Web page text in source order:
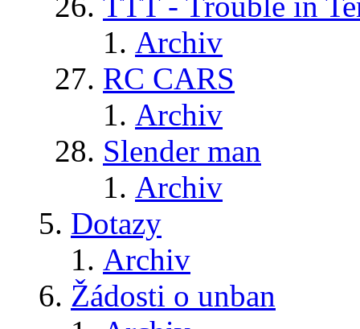
Archiv
RC CARS
Archiv
Slender man
Archiv
Dotazy
Archiv
Žádosti o unban